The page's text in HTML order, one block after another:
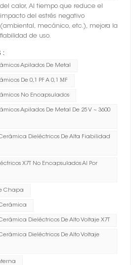
del calor, Al tiempo que reduce el
impacto del estrés negativo
(ambiental, mecánico, etc.), mejora la
fiabilidad de uso.
:
Apilados De Metal
De 0,1 PF A 0,1 ΜF
No Encapsulados
Apilados De Metal De 25 V ~ 3600
Dieléctricos De Alta Fiabilidad
X7T No Encapsulados Al Por
Chapa
Dieléctricos De Alto Voltaje X7T
Dieléctricos De Alto Voltaje